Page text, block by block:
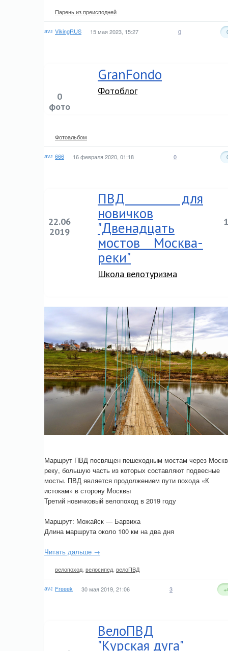
Парень из преисподней
VikingRUS 15 мая 2023, 15:27 0
0
фото
GranFondo
Фотоблог
Фотоальбом
666 16 февраля 2020, 01:18 0
22.06
2019
ПВД для
новичков
"Двенадцать
мостов Москва-
реки"
Школа велотуризма
1
Маршрут ПВД посвящен пешеходным мостам через
реку, большую часть из которых составляют подвесные
мосты. ПВД является продолжением пути похода «К
истокам» в сторону Москвы
Третий новичковый велопоход в 2019 году
Маршрут: Можайск — Барвиха
Длина маршрута около 100 км на два дня
Читать дальше →
велопоход велосипед велоПВД
Freeek 30 мая 2019, 21:06 3
ВелоПВД
"Курская дуга"